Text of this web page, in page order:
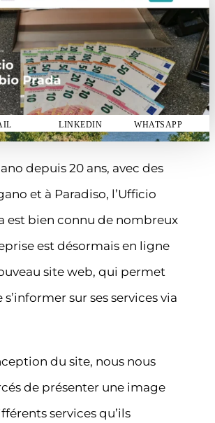
LINKEDIN WHATSAPP
depuis 20 ans, avec des
et à Paradiso, l’Ufficio
est bien connu de nombreux
est désormais en ligne
site web, qui permet
sur ses services via
du site, nous nous
de présenter une image
services qu’ils